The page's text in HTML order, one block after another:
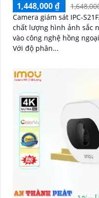
1,448,000 ₫
Camera giám sát IPC-
chất lượng hình ảnh sắc
vào công nghệ hồng
Với độ phân...